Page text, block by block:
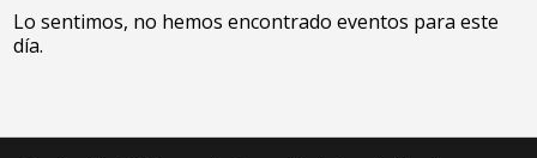
Lo sentimos, no hemos encontrado eventos para este
día.